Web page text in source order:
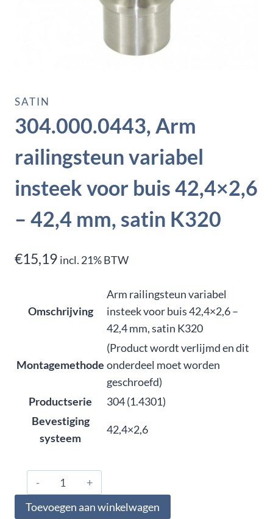
SATIN
304.000.0443, Arm
railingsteun variabel
insteek voor buis 42,4×2,6
– 42,4 mm, satin K320
€15,19 incl. 21% BTW
Omschrijving
Arm railingsteun variabel
insteek voor buis 42,4×2,6 –
42,4 mm, satin K320
Montagemethode
(Product wordt verlijmd en dit
onderdeel moet worden
geschroefd)
Productserie
304 (1.4301)
Bevestiging
systeem
42,4×2,6
304.000.0443,
Arm
railingsteun
Toevoegen aan winkelwagen